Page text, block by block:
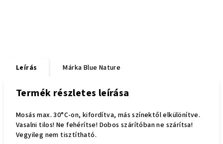
Leírás Márka Blue Nature
Termék részletes leírása
Mosás max. 30°C-on, kifordítva, más színektől elkülönítve.
Vasalni tilos! Ne fehérítse! Dobos szárítóban ne szárítsa!
Vegyileg nem tisztítható.